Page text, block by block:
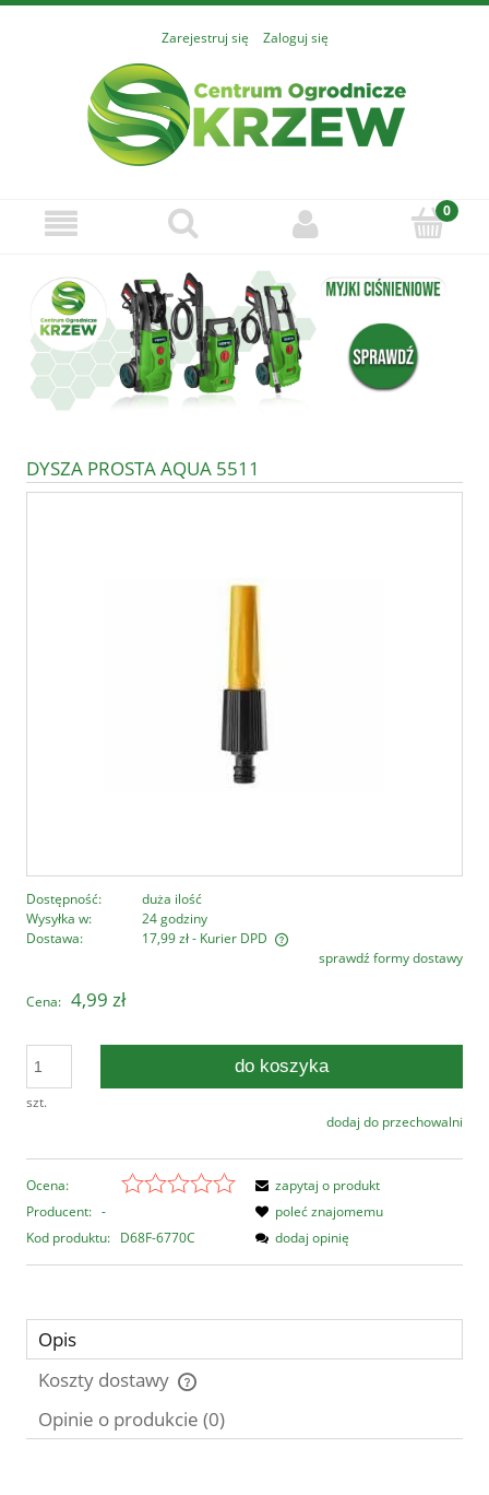
Zarejestruj się Zaloguj się
DYSZA PROSTA AQUA 5511
Dostępność:
duża ilość
Wysyłka w:
24 godziny
Dostawa:
17,99 zł- Kurier DPD
Cena nie zawiera ewentualnych kosztów płatnościsprawdź formy dostawy
Cena: 4,99 zł
szt.
do koszyka
dodaj do przechowalni
Ocena:
Producent: -
Kod produktu: D68F-6770C
zapytaj o produkt
poleć znajomemu
dodaj opinię
Opis
Koszty dostawy
Cena nie zawiera ewentualnych kosztów płatności
Opinie o produkcie (0)